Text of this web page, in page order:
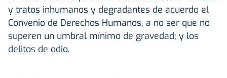
y tratos inhumanos y degradantes de acuerdo el
Convenio de Derechos Humanos, a no ser que no
superen un umbral mínimo de gravedad; y los
delitos de odio.